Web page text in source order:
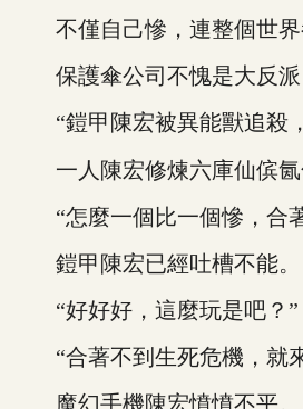
不僅自己慘，連整個世界
保護傘公司不愧是大反派
“鎧甲陳宏被異能獸追殺，
一人陳宏修煉六庫仙傧氤
“怎麼一個比一個慘，合
鎧甲陳宏已經吐槽不能。
“好好好，這麼玩是吧？”
“合著不到生死危機，就
魔幻手機陳宏憤憤不平。